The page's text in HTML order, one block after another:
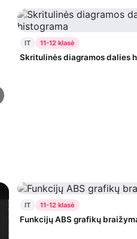
IT 11-12 klasė
Skritulinės diagramos dalies
IT 11-12 klasė
Funkcijų ABS grafikų